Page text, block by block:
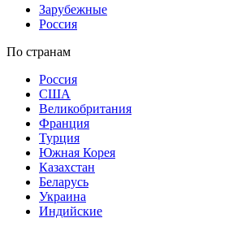
Зарубежные
Россия
По странам
Россия
США
Великобритания
Франция
Турция
Южная Корея
Казахстан
Беларусь
Украина
Индийские